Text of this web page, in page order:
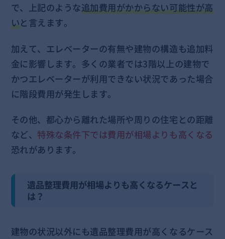
で、上記のような追加費用がかからない可能性が高
いと言えます。
加えて、エレベーターの有無や建物の構造も追加料
金に影響します。多くの業者では3階以上の建物で
かつエレベーターが利用できない状況であった場合
に階段費用が発生します。
その他、都心から離れた場所や周りの住宅との距離
など、 特殊な条件下では費用が相場よりも高くなる
恐れがあります。
遺品整理費用が相場よりも高くなるケースと
は？
建物の状況以外にも遺品整理費用が高くなるケース